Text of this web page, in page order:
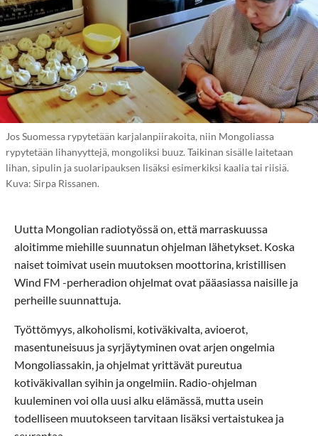
Jos Suomessa rypytetään karjalanpiirakoita, niin Mongoliassa
rypytetään lihanyyttejä, mongoliksi buuz. Taikinan sisälle laitetaan
lihan, sipulin ja suolaripauksen lisäksi esimerkiksi kaalia tai riisiä.
Kuva: Sirpa Rissanen.
Uutta Mongolian radiotyössä on, että marraskuussa
aloitimme miehille suunnatun ohjelman lähetykset. Koska
naiset toimivat usein muutoksen moottorina, kristillisen
Wind FM -perheradion ohjelmat ovat pääasiassa naisille ja
perheille suunnattuja.
Työttömyys, alkoholismi, kotiväkivalta, avioerot,
masentuneisuus ja syrjäytyminen ovat arjen ongelmia
Mongoliassakin, ja ohjelmat yrittävät pureutua
kotiväkivallan syihin ja ongelmiin. Radio-ohjelman
kuuleminen voi olla uusi alku elämässä, mutta usein
todelliseen muutokseen tarvitaan lisäksi vertaistukea ja